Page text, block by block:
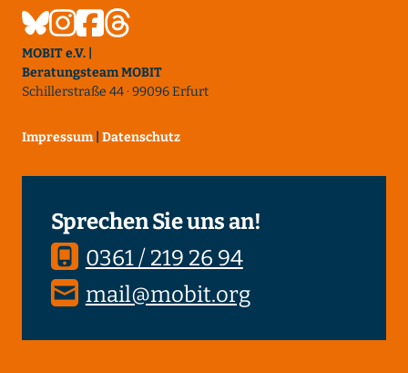
MOBIT e.V. |
Beratungsteam MOBIT
Schillerstraße 44 · 99096 Erfurt
Impressum Datenschutz
Sprechen Sie uns an!
0361 / 219 26 94
mail@mobit.org